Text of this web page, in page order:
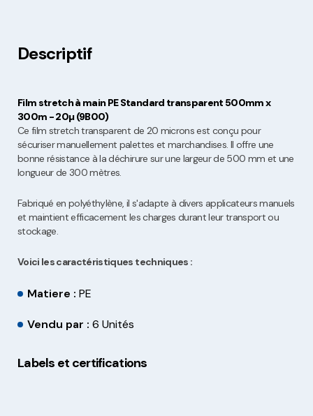
Descriptif
Film stretch à main PE Standard transparent 500mm x
300m - 20µ (9B00)
Ce film stretch transparent de 20 microns est conçu pour
sécuriser manuellement palettes et marchandises. Il offre une
bonne résistance à la déchirure sur une largeur de 500 mm et une
longueur de 300 mètres.
Fabriqué en polyéthylène, il s'adapte à divers applicateurs manuels
et maintient efficacement les charges durant leur transport ou
stockage.
Voici les caractéristiques techniques :
Matiere : PE
Vendu par : 6 Unités
Labels et certifications